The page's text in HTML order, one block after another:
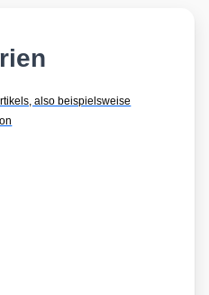
also beispielsweise